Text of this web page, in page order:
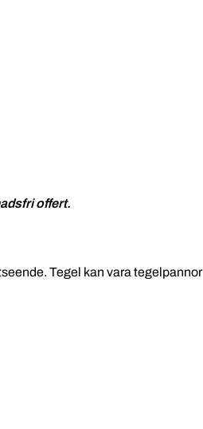
offert.
Tegel kan vara tegelpannor